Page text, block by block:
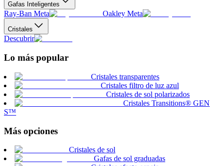
Gafas Inteligentes
Ray-Ban Meta Oakley Meta
Cristales
Descubrir
Lo más popular
Cristales transparentes
Cristales filtro de luz azul
Cristales de sol polarizados
Cristales Transitions® GEN
S™
Más opciones
Cristales de sol
Gafas de sol graduadas